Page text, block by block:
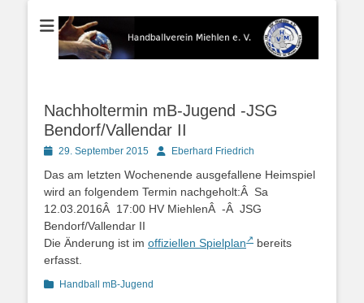
Handballverein
Miehlen e. V.
Der Handballverein im Blauen Ländchen
Nachholtermin mB-Jugend -JSG
Bendorf/Vallendar II
Posted29. September 2015 AutorEberhard Friedrich
Das am letzten Wochenende ausgefallene Heimspiel
wird an folgendem Termin nachgeholt:Â Sa
12.03.2016Â 17:00 HV MiehlenÂ -Â JSG
Bendorf/Vallendar II
Die Änderung ist im offiziellen Spielplan
bereits
erfasst.
Kategorien
Handball mB-Jugend